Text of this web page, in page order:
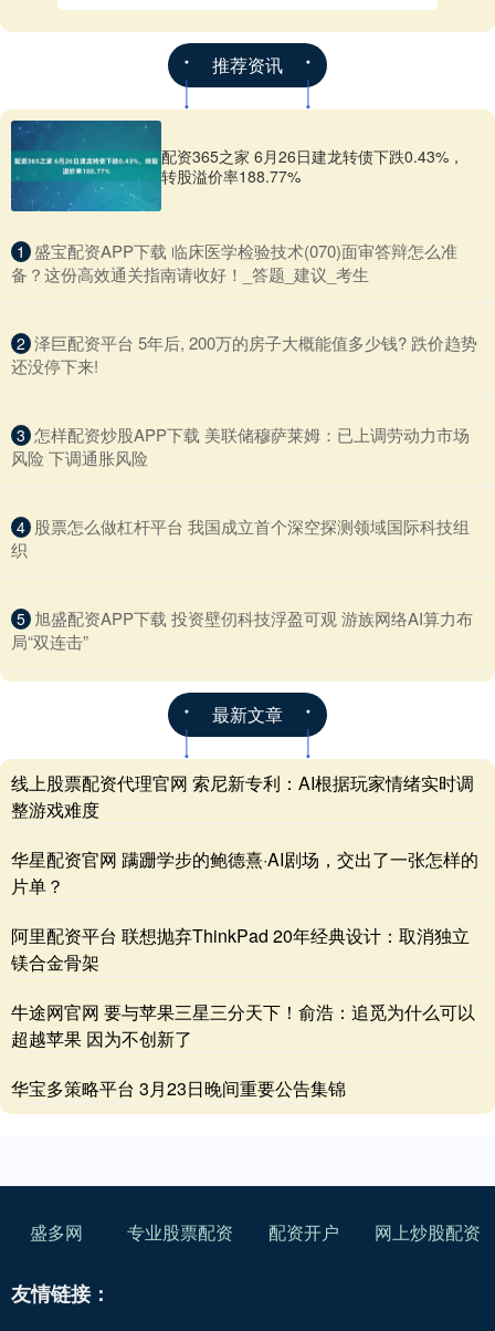
推荐资讯
配资365之家 6月26日建龙转债下跌0.43%，
转股溢价率188.77%
1 ​盛宝配资APP下载 临床医学检验技术(070)面审答辩怎么准
备？这份高效通关指南请收好！_答题_建议_考生
2 ​泽巨配资平台 5年后, 200万的房子大概能值多少钱? 跌价趋势
还没停下来!
3 ​怎样配资炒股APP下载 美联储穆萨莱姆：已上调劳动力市场
风险 下调通胀风险
4 ​股票怎么做杠杆平台 我国成立首个深空探测领域国际科技组
织
5 ​旭盛配资APP下载 投资壁仞科技浮盈可观 游族网络AI算力布
局“双连击”
最新文章
线上股票配资代理官网 索尼新专利：AI根据玩家情绪实时调
整游戏难度
华星配资官网 蹒跚学步的鲍德熹·AI剧场，交出了一张怎样的
片单？
阿里配资平台 联想抛弃ThinkPad 20年经典设计：取消独立
镁合金骨架
牛途网官网 要与苹果三星三分天下！俞浩：追觅为什么可以
超越苹果 因为不创新了
华宝多策略平台 3月23日晚间重要公告集锦
盛多网 专业股票配资 配资开户 网上炒股配资
友情链接：